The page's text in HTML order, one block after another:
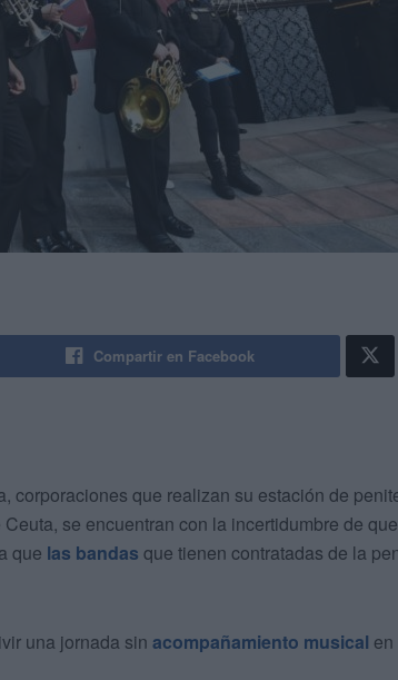
Compartir en Facebook
corporaciones que realizan su estación de
se encuentran con la incertidumbre de
que las bandas que tienen contratadas de la
una jornada sin acompañamiento musical en